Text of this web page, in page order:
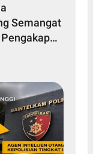
Semangat